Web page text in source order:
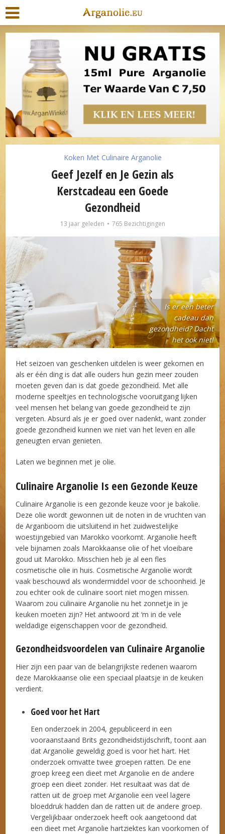
Koken Met Culinaire Arganolie
Geef Jezelf en Je Gezin als
Kerstcadeau een Goede
Gezondheid
13 jaar geleden 765 Bezichtigingen
Is er een beter
cadeau dan
gezondheid? Dacht
het ook niet!
Het seizoen van geschenken uitdelen is weer gekomen en
als er één ding is dat alle ouders hun gezin meer zouden
moeten geven dan is dat goede gezondheid. Met alle
moderne speeltjes en technologische vooruitgang lijken
veel mensen het belang van goede gezondheid te zijn
vergeten. Absurd als je er goed over nadenkt, want zonder
goede gezondheid kunnen we niet van het leven en alle
geneugten ervan genieten.
Laten we beginnen met je olie.
Culinaire Arganolie Is een Gezonde Keuze
Culinaire Arganolie is een gezonde keuze voor je bakolie.
Deze olie wordt gewonnen uit de noten in de vruchten van
de Arganboom die uitsluitend in het zuidwestelijke
woestijngebied van Marokko voorkomt. Arganolie heeft
vele bijnamen zoals Marokkaanse olie of het vloeibare
goud uit Marokko. Misschien heb je al een fles
cosmetische olie in huis. Cosmetische Arganolie wordt
vaak beschouwd als wondermiddel voor de schoonheid. Je
zou echter ook de culinaire soort niet mogen missen.
Waarom zou culinaire Arganolie nu het zonnetje in je
keuken moeten zijn? Het antwoord zit ‘m in de vele
weldadige eigenschappen voor de gezondheid.
Gezondheidsvoordelen van Culinaire Arganolie
Hier zijn een paar van de belangrijkste redenen waarom
deze Marokkaanse olie een speciaal plaatsje in de keuken
verdient.
Goed voor het Hart
Een onderzoek in 2004, gepubliceerd in een
vooraanstaand Brits gezondheidstijdschrift, toont aan
dat Arganolie geweldig goed is voor het hart. Het
onderzoek omvatte twee groepen ratten. De ene
groep kreeg een dieet met Arganolie en de andere
groep een dieet zonder. Het resultaat was dat de
ratten uit de groep met Arganolie een veel lagere
bloeddruk hadden dan de ratten uit de andere groep.
Vergelijkbaar onderzoek heeft ook aangetoond dat
een dieet met Arganolie hartziektes kan voorkomen of